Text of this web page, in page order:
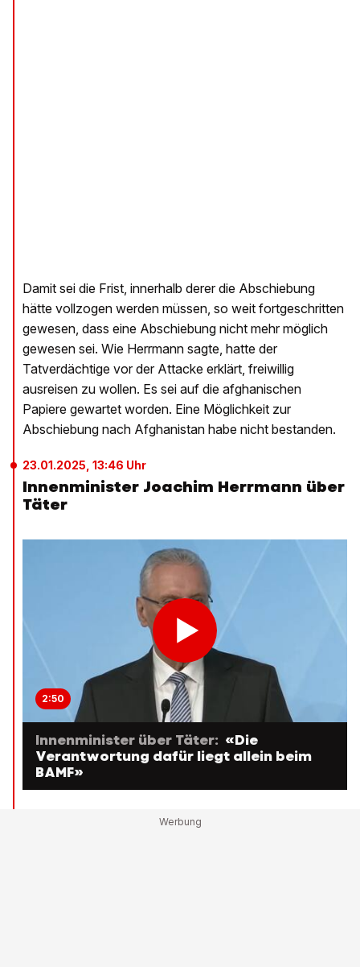
Damit sei die Frist, innerhalb derer die Abschiebung
hätte vollzogen werden müssen, so weit fortgeschritten
gewesen, dass eine Abschiebung nicht mehr möglich
gewesen sei. Wie Herrmann sagte, hatte der
Tatverdächtige vor der Attacke erklärt, freiwillig
ausreisen zu wollen. Es sei auf die afghanischen
Papiere gewartet worden. Eine Möglichkeit zur
Abschiebung nach Afghanistan habe nicht bestanden.
23.01.2025, 13:46 Uhr
Innenminister Joachim Herrmann über
Täter
2:50
Innenminister über Täter: «Die
Verantwortung dafür liegt allein beim
BAMF»